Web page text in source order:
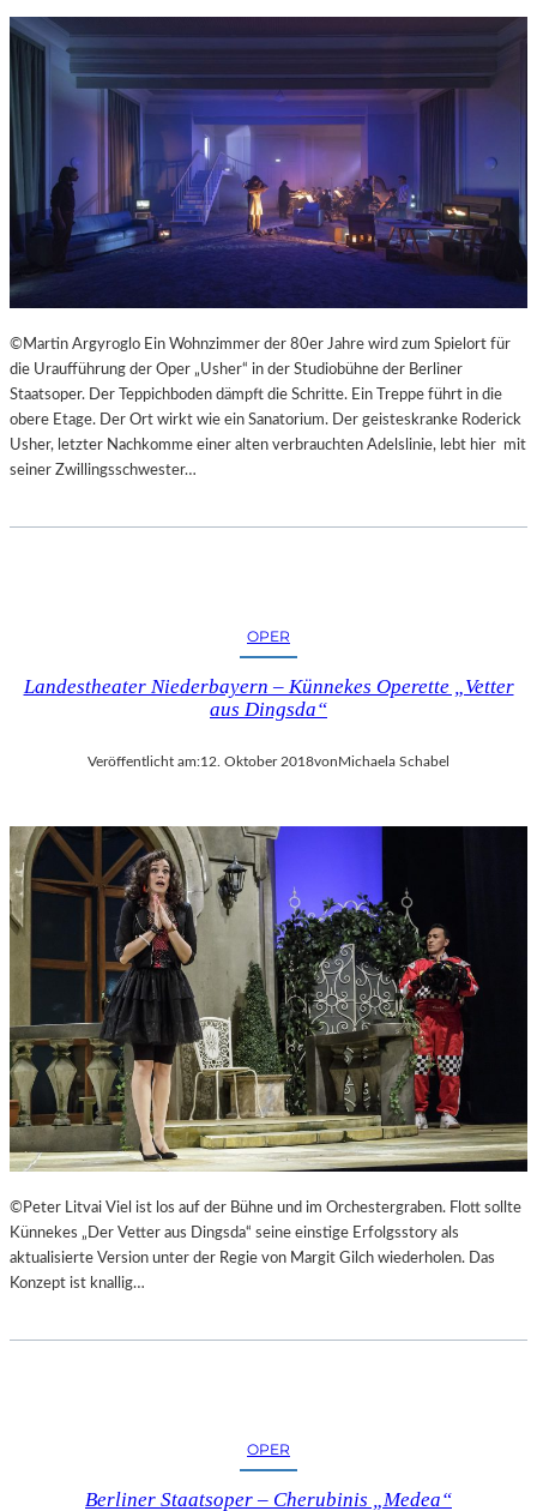
©Martin Argyroglo Ein Wohnzimmer der 80er Jahre wird zum Spielort für
die Uraufführung der Oper „Usher“ in der Studiobühne der Berliner
Staatsoper. Der Teppichboden dämpft die Schritte. Ein Treppe führt in die
obere Etage. Der Ort wirkt wie ein Sanatorium. Der geisteskranke Roderick
Usher, letzter Nachkomme einer alten verbrauchten Adelslinie, lebt hier mit
seiner Zwillingsschwester…
OPER
Landestheater Niederbayern – Künnekes Operette „Vetter
aus Dingsda“
Veröffentlicht am:12. Oktober 2018vonMichaela Schabel
©Peter Litvai Viel ist los auf der Bühne und im Orchestergraben. Flott sollte
Künnekes „Der Vetter aus Dingsda“ seine einstige Erfolgsstory als
aktualisierte Version unter der Regie von Margit Gilch wiederholen. Das
Konzept ist knallig…
OPER
Berliner Staatsoper – Cherubinis „Medea“